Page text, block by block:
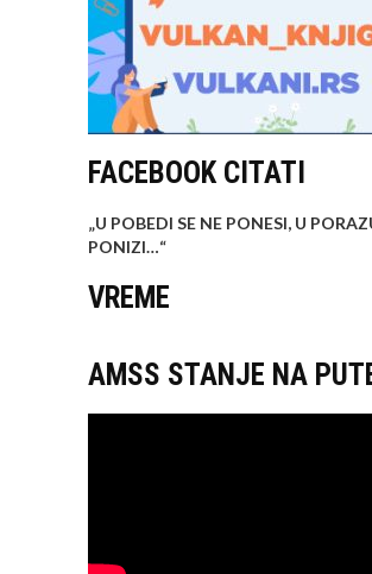
FACEBOOK CITATI
„U POBEDI SE NE PONESI, U
PONIZI…“
VREME
AMSS STANJE NA